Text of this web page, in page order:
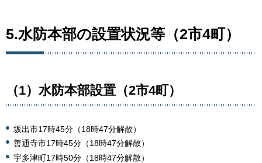
5.水防本部の設置状況等（2市4町）
（1）水防本部設置（2市4町）
坂出市17時45分（18時47分解散）
善通寺市17時45分（18時47分解散）
宇多津町17時50分（18時47分解散）